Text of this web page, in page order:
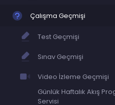
Çalışma Geçmişi
Test Geçmişi
Sınav Geçmişi
Video İzleme Geçmişi
Günlük Haftalık Akış
Servisi